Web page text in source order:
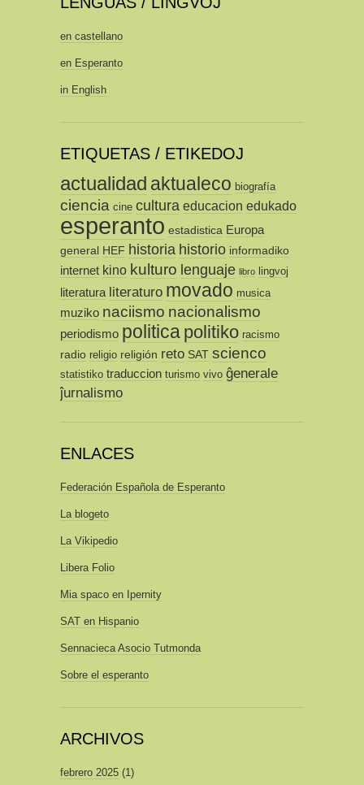
en castellano
en Esperanto
in English
ETIQUETAS / ETIKEDOJ
actualidad aktualeco biografía
ciencia cine cultura educacion edukado
esperanto estadistica Europa
general HEF historia historio informadiko
internet kino kulturo lenguaje libro lingvoj
literatura literaturo movado musica
muziko naciismo nacionalismo
periodismo politica politiko racismo
radio religio religión reto SAT scienco
statistiko traduccion turismo vivo ĝenerale
ĵurnalismo
ENLACES
Federación Española de Esperanto
La blogeto
La Vikipedio
Libera Folio
Mia spaco en Ipernity
SAT en Hispanio
Sennacieca Asocio Tutmonda
Sobre el esperanto
ARCHIVOS
febrero 2025 (1)